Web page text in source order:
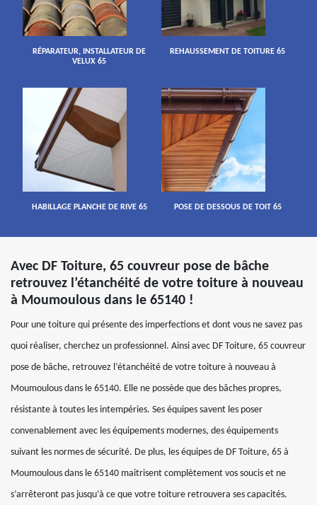
RÉPARATEUR, INSTALLATEUR DE
VELUX 65
REHAUSSEMENT DE TOITURE 65
HABILLAGE PLANCHE DE RIVE 65 POSE DE DESSOUS DE TOIT 65
Avec DF Toiture, 65 couvreur pose de bâche
retrouvez l’étanchéité de votre toiture à nouveau
à Moumoulous dans le 65140 !
Pour une toiture qui présente des imperfections et dont vous ne savez pas
quoi réaliser, cherchez un professionnel. Ainsi avec DF Toiture, 65 couvreur
pose de bâche, retrouvez l’étanchéité de votre toiture à nouveau à
Moumoulous dans le 65140. Elle ne possède que des bâches propres,
résistante à toutes les intempéries. Ses équipes savent les poser
convenablement avec les équipements modernes, des équipements
suivant les normes de sécurité. De plus, les équipes de DF Toiture, 65 à
Moumoulous dans le 65140 maitrisent complètement vos soucis et ne
s’arrêteront pas jusqu’à ce que votre toiture retrouvera ses capacités.